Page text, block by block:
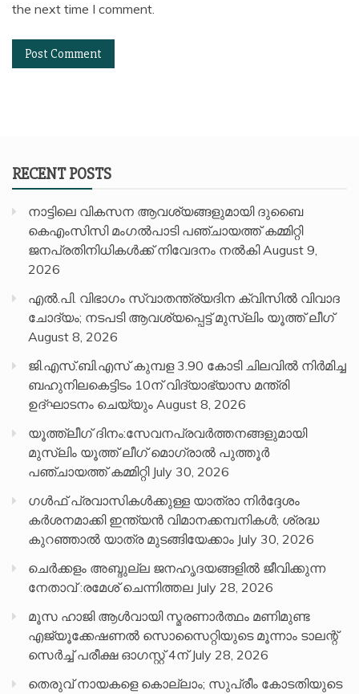
the next time I comment.
RECENT POSTS
നാട്ടിലെ വികസന ആവശ്യങ്ങളുമായി ദുബൈ
കെഎംസിസി മംഗൽപാടി പഞ്ചായത്ത് കമ്മിറ്റി
ജനപ്രതിനിധികൾക്ക് നിവേദനം നൽകി August 9,
2026
എൽ.പി. വിഭാഗം സ്വാതന്ത്ര്യദിന ക്വിസിൽ വിവാദ
ചോദ്യം; നടപടി ആവശ്യപ്പെട്ട് മുസ്‌ലിം യൂത്ത് ലീഗ്
August 8, 2026
ജി.എസ്.ബി.എസ് കുമ്പള 3.90 കോടി ചിലവിൽ നിർമിച്ച
ബഹുനിലകെട്ടിടം 10ന് വിദ്യാഭ്യാസ മന്ത്രി
ഉദ്ഘാടനം ചെയ്യും August 8, 2026
യൂത്ത്ലീഗ് ദിനം:സേവനപ്രവർത്തനങ്ങളുമായി
മുസ്ലിം യൂത്ത് ലീഗ് മൊഗ്രാൽ പുത്തൂർ
പഞ്ചായത്ത് കമ്മിറ്റി July 30, 2026
ഗൾഫ് പ്രവാസികൾക്കുള്ള യാത്രാ നിർദ്ദേശം
കർശനമാക്കി ഇന്ത്യൻ വിമാനക്കമ്പനികൾ; ശ്രദ്ധ
കുറഞ്ഞാൽ യാത്ര മുടങ്ങിയേക്കാം July 30, 2026
ചെർക്കളം അബ്ദുല്ല ജനഹൃദയങ്ങളിൽ ജീവിക്കുന്ന
നേതാവ് :രമേശ് ചെന്നിത്തല July 28, 2026
മൂസ ഹാജി ആൾവായി സ്മരണാർത്ഥം മണിമുണ്ട
എജ്യൂക്കേഷണൽ സൊസൈറ്റിയുടെ മൂന്നാം ടാലന്റ്
സെർച്ച് പരീക്ഷ ഓഗസ്റ്റ് 4ന് July 28, 2026
തെരുവ് നായകളെ കൊല്ലാം; സുപ്രീം കോടതിയുടെ